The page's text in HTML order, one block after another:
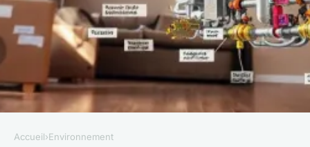
Accueil›Environnement